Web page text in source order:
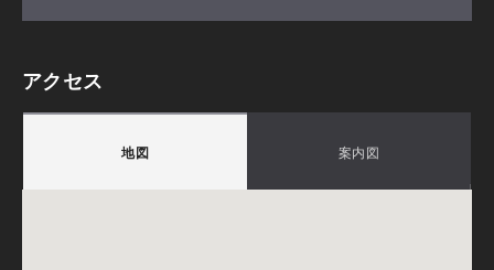
とが多くありますが、私たちは設計からご提案するハウス
叶うようにプランニングさせて頂きます。「この土地は良
山梨県中巨摩郡昭和町西条130
場
土地探しを多角的にプロがサポート。土地も住まいも
積水ハウス株式会社 山梨支店
山梨県甲府市上石田3-6-38
アクセス
地図 案内図